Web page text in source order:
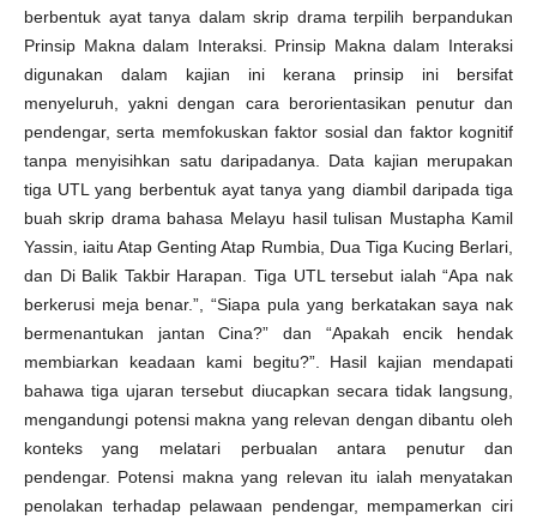
berbentuk ayat tanya dalam skrip drama terpilih berpandukan
Prinsip Makna dalam Interaksi. Prinsip Makna dalam Interaksi
digunakan dalam kajian ini kerana prinsip ini bersifat
menyeluruh, yakni dengan cara berorientasikan penutur dan
pendengar, serta memfokuskan faktor sosial dan faktor kognitif
tanpa menyisihkan satu daripadanya. Data kajian merupakan
tiga UTL yang berbentuk ayat tanya yang diambil daripada tiga
buah skrip drama bahasa Melayu hasil tulisan Mustapha Kamil
Yassin, iaitu Atap Genting Atap Rumbia, Dua Tiga Kucing Berlari,
dan Di Balik Takbir Harapan. Tiga UTL tersebut ialah “Apa nak
berkerusi meja benar.”, “Siapa pula yang berkatakan saya nak
bermenantukan jantan Cina?” dan “Apakah encik hendak
membiarkan keadaan kami begitu?”. Hasil kajian mendapati
bahawa tiga ujaran tersebut diucapkan secara tidak langsung,
mengandungi potensi makna yang relevan dengan dibantu oleh
konteks yang melatari perbualan antara penutur dan
pendengar. Potensi makna yang relevan itu ialah menyatakan
penolakan terhadap pelawaan pendengar, mempamerkan ciri